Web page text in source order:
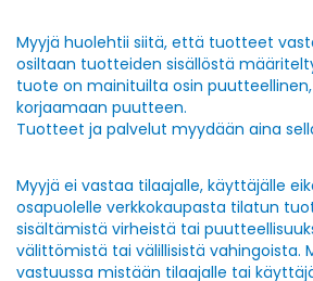
Myyjä huolehtii siitä, että tuotteet
osiltaan tuotteiden sisällöstä
tuote on mainituilta osin
korjaamaan puutteen.
Tuotteet ja palvelut myydään aina
Myyjä ei vastaa tilaajalle, käyttäjälle
osapuolelle verkkokaupasta tilatun
sisältämistä virheistä tai
välittömistä tai välillisistä vahingoista.
vastuussa mistään tilaajalle tai